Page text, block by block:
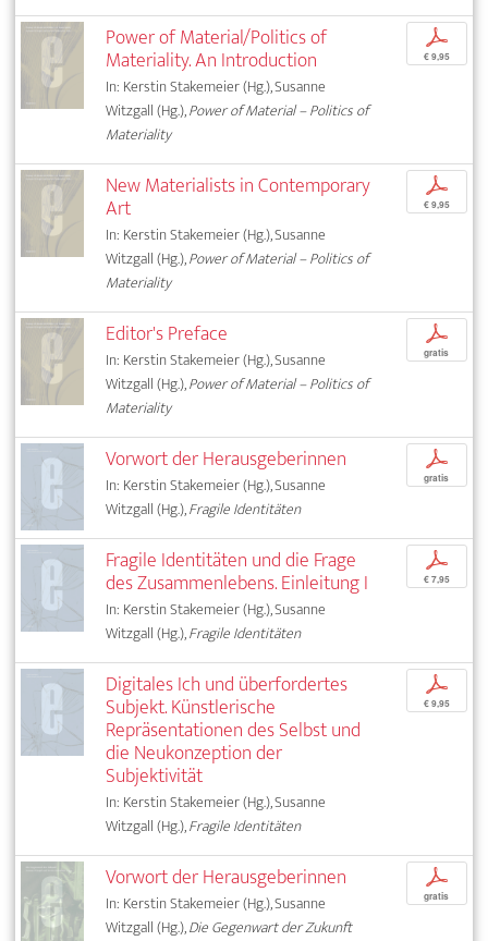
Power of Material/Politics of
Materiality. An Introduction
In: Kerstin Stakemeier (Hg.), Susanne
Witzgall (Hg.),Power of Material – Politics of
Materiality
p
€ 9,95
New Materialists in Contemporary
Art
In: Kerstin Stakemeier (Hg.), Susanne
Witzgall (Hg.),Power of Material – Politics of
Materiality
p
€ 9,95
Editor's Preface
In: Kerstin Stakemeier (Hg.), Susanne
Witzgall (Hg.),Power of Material – Politics of
Materiality
p
gratis
Vorwort der Herausgeberinnen
In: Kerstin Stakemeier (Hg.), Susanne
Witzgall (Hg.),Fragile Identitäten
p
gratis
Fragile Identitäten und die Frage
des Zusammenlebens. Einleitung I
In: Kerstin Stakemeier (Hg.), Susanne
Witzgall (Hg.),Fragile Identitäten
p
€ 7,95
Digitales Ich und überfordertes
Subjekt. Künstlerische
Repräsentationen des Selbst und
die Neukonzeption der
Subjektivität
In: Kerstin Stakemeier (Hg.), Susanne
Witzgall (Hg.),Fragile Identitäten
p
€ 9,95
Vorwort der Herausgeberinnen
In: Kerstin Stakemeier (Hg.), Susanne
Witzgall (Hg.),Die Gegenwart der Zukunft
p
gratis